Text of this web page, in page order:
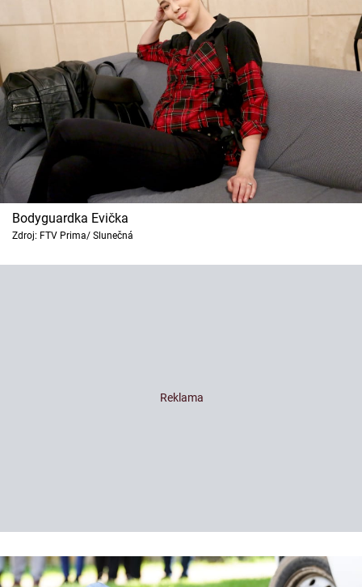
Bodyguardka Evička
Zdroj: FTV Prima/ Slunečná